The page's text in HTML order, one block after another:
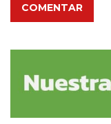
COMENTAR